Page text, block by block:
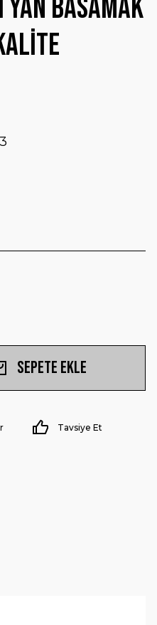
Yan Basamak
Sepete Ekle
Tavsiye Et